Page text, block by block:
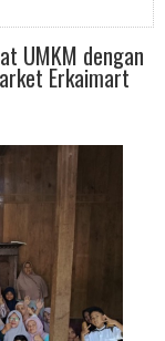
UMKM dengan
Erkaimart